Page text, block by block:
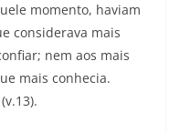
momento, haviam
considerava mais
nem aos mais
mais conhecia.
(v.13).